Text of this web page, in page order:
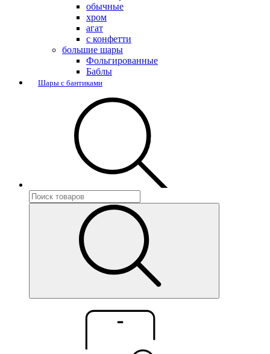
обычные
хром
агат
с конфетти
большие шары
Фольгированные
Баблы
Шары с бантиками